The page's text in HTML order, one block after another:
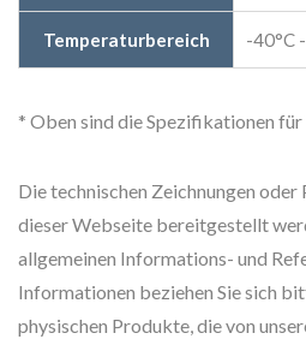
Temperaturbereich -40°C
* Oben sind die Spezifikationen für
Die technischen Zeichnungen
dieser Webseite bereitgestellt
allgemeinen Informations- und
Informationen beziehen Sie sich
physischen Produkte, die von